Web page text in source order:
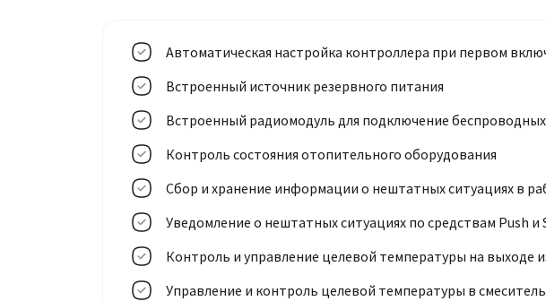
Автоматическая настройка контроллера при первом
Встроенный источник резервного питания
Встроенный радиомодуль для подключение
Контроль состояния отопительного оборудования
Сбор и хранение информации о нештатных ситуациях в
Уведомление о нештатных ситуациях по средствам Push и
Контроль и управление целевой температуры на выходе
Управление и контроль целевой температуры в